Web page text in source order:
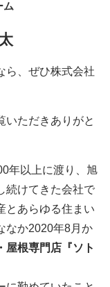
ム
ら、ぜひ株式会社
いただきありがと
年以上に渡り、旭
続けてきた会社で
とあらゆる住まい
なか2020年8月か
屋根専門店『ソト